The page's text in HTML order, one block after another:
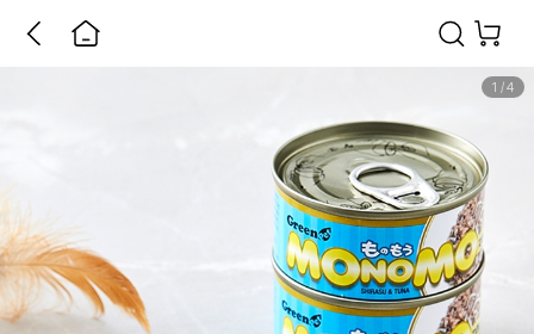
1 /4